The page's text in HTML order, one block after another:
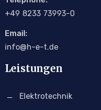
+49 8233 73993-0
Email:
info@h-e-t.de
Leistungen
Elektrotechnik